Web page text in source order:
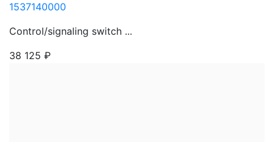
1537140000
Control/signaling switch ...
38 125 ₽